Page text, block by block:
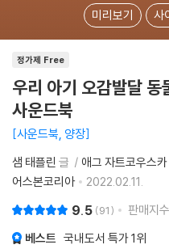
미리보기 사
정가제 Free
우리 아기 오감발달
사운드북
사운드북, 양장
샘 태플린 글 애그 자트코우스카
어스본코리아
2022.02.11.
9.5 91 판매지수
베스트 국내도서 특가1위